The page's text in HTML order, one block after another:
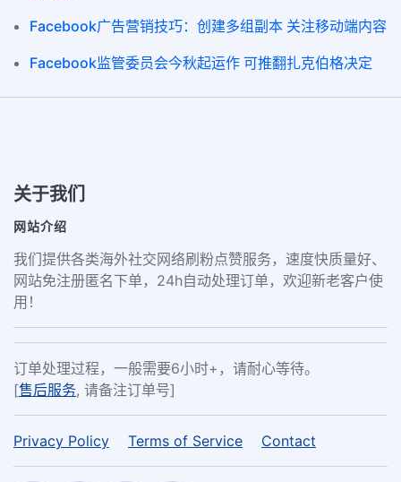
Facebook广告营销技巧：创建多组副本 关注移动端内容
Facebook监管委员会今秋起运作 可推翻扎克伯格决定
关于我们
网站介绍
我们提供各类海外社交网络刷粉点赞服务，速度快质量好、
网站免注册匿名下单，24h自动处理订单，欢迎新老客户使
用！
订单处理过程，一般需要6小时+，请耐心等待。
[售后服务, 请备注订单号]
Privacy Policy Terms of Service Contact